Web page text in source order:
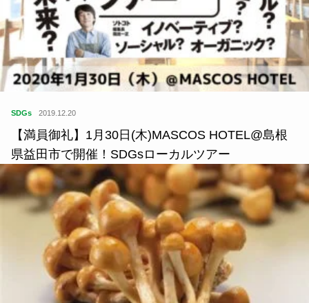
SDGs 2019.12.20
【満員御礼】1月30日(木)MASCOS HOTEL@島根
県益田市で開催！SDGsローカルツアー